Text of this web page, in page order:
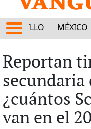
SALTILLO MÉXICO
Reportan
secundaria
¿cuántos
van en el